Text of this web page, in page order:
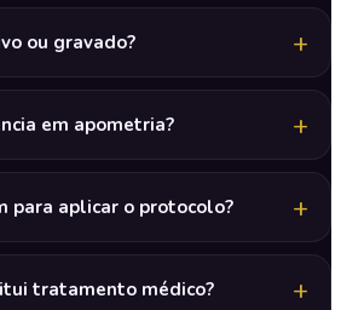
ou gravado?
em apometria?
para aplicar o protocolo?
tratamento médico?